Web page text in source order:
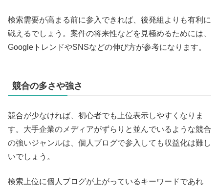
検索需要が高まる前に参入できれば、後発組よりも有利に
戦えるでしょう。案件の将来性などを見極めるためには、
GoogleトレンドやSNSなどの伸び方が参考になります。
競合の多さや強さ
競合が少なければ、初心者でも上位表示しやすくなりま
す。大手企業のメディアがずらりと並んでいるような競合
の強いジャンルは、個人ブログで参入しても収益化は難し
いでしょう。
検索上位に個人ブログが上がっているキーワードであれ